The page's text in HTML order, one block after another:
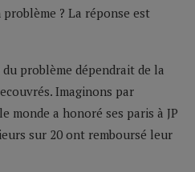
? La réponse est
problème dépendrait de la
Imaginons par
monde a honoré ses paris à JP
sur 20 ont remboursé leur